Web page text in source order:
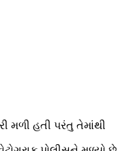
મળી હતી પરંતુ તેમાંથી